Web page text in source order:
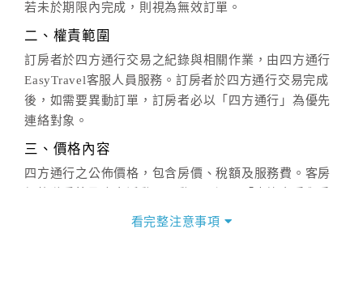
若未於期限內完成，則視為無效訂單。
二、權責範圍
訂房者於四方通行交易之紀錄與相關作業，由四方通行
EasyTravel客服人員服務。訂房者於四方通行交易完成
後，如需要異動訂單，訂房者必以「四方通行」為優先
連絡對象。
三、價格內容
四方通行之公佈價格，包含房價、稅額及服務費。客房
價」之當日價格為標準。
看完整注意事項